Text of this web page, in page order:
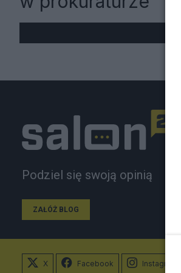
Podziel się swoją opinią
ZAŁÓŻ BLOG
X Facebook Instagram